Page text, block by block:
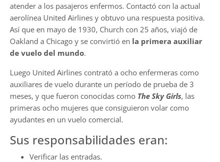
atender a los pasajeros enfermos. Contactó con la actual
aerolínea United Airlines y obtuvo una respuesta positiva.
Así que en mayo de 1930, Church con 25 años, viajó de
Oakland a Chicago y se convirtió en la primera auxiliar
de vuelo del mundo.
Luego United Airlines contrató a ocho enfermeras como
auxiliares de vuelo durante un período de prueba de 3
meses, y que fueron conocidas como The Sky Girls, las
primeras ocho mujeres que consiguieron volar como
ayudantes en un vuelo comercial.
Sus responsabilidades eran:
Verificar las entradas.